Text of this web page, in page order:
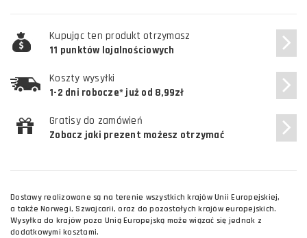
Kupując ten produkt otrzymasz
11 punktów lojalnościowych
Koszty wysyłki
1-2 dni robocze* już od 8,99zł
Gratisy do zamówień
Zobacz jaki prezent możesz otrzymać
Dostawy realizowane są na terenie wszystkich krajów Unii Europejskiej,
a także Norwegi, Szwajcarii, oraz do pozostałych krajów europejskich.
Wysyłka do krajów poza Unią Europejską może wiązać się jednak z
dodatkowymi kosztami.